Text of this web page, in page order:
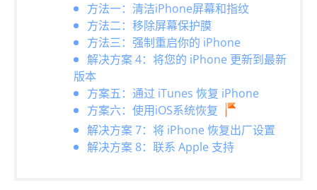
方法一：清洁iPhone屏幕和指纹
方法二：移除屏幕保护膜
方法三：强制重启你的 iPhone
解决方案 4：将您的 iPhone 更新到最新
版本
方案五：通过 iTunes 恢复 iPhone
方案六：使用iOS系统恢复
解决方案 7：将 iPhone 恢复出厂设置
解决方案 8：联系 Apple 支持